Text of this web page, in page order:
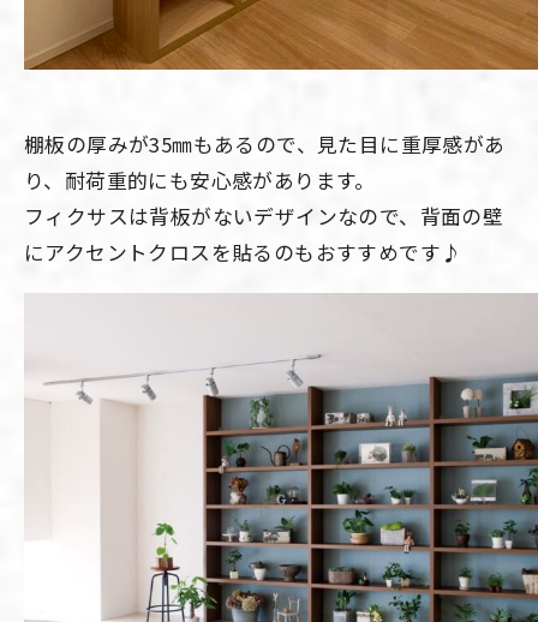
棚板の厚みが35㎜もあるので、見た目に重厚感があ
り、耐荷重的にも安心感があります。
フィクサスは背板がないデザインなので、背面の壁
にアクセントクロスを貼るのもおすすめです♪